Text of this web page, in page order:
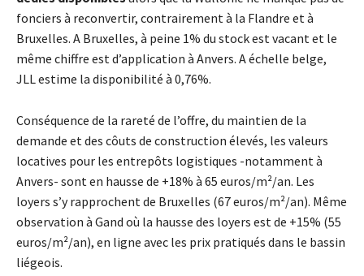
fonciers à reconvertir, contrairement à la Flandre et à
Bruxelles. A Bruxelles, à peine 1% du stock est vacant et le
même chiffre est d’application à Anvers. A échelle belge,
JLL estime la disponibilité à 0,76%.
Conséquence de la rareté de l’offre, du maintien de la
demande et des côuts de construction élevés, les valeurs
locatives pour les entrepôts logistiques -notamment à
Anvers- sont en hausse de +18% à 65 euros/m²/an. Les
loyers s’y rapprochent de Bruxelles (67 euros/m²/an). Même
observation à Gand où la hausse des loyers est de +15% (55
euros/m²/an), en ligne avec les prix pratiqués dans le bassin
liégeois.